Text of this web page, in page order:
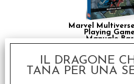
Marvel
Playing
Manuale
€ 60,00
€48,00
IL DRAGONE
TANA PER UNA